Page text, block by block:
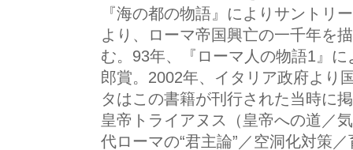
『海の都の物語』によりサントリ
より、ローマ帝国興亡の一千年を
む。93年、『ローマ人の物語1』
郎賞。2002年、イタリア政府より
タはこの書籍が刊行された当時
皇帝トライアヌス（皇帝への道／
代ローマの“君主論”／空洞化対策